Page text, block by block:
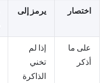
اختصار يرمز إلى
على ما
أذكر
إذا لم
تخني
الذاكرة